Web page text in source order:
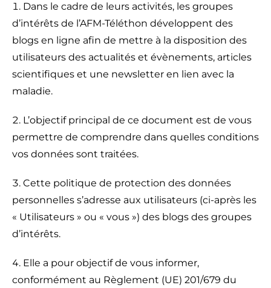
Dans le cadre de leurs activités, les groupes
d’intérêts de l’AFM-Téléthon développent des
blogs en ligne afin de mettre à la disposition des
utilisateurs des actualités et évènements, articles
scientifiques et une newsletter en lien avec la
maladie.
L’objectif principal de ce document est de vous
permettre de comprendre dans quelles conditions
vos données sont traitées.
Cette politique de protection des données
personnelles s’adresse aux utilisateurs (ci-après les
« Utilisateurs » ou « vous ») des blogs des groupes
d’intérêts.
Elle a pour objectif de vous informer,
conformément au Règlement (UE) 201/679 du